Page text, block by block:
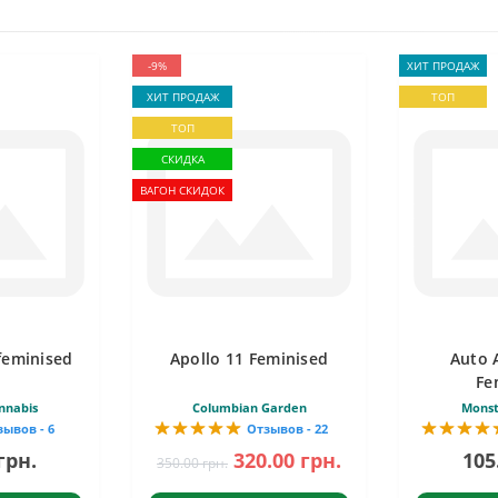
- 6
-9%
ХИТ ПРОДАЖ
ТОП
СКИДКА
ВАГОН СКИДОК
Apollo 11 Feminised
Columbian Garden
Отзывов - 22
350.00 грн. 320.00 грн.
ХИТ ПРОДАЖ
ТОП
Auto